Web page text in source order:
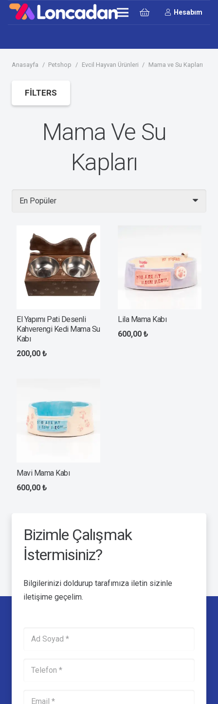
Hesabım
Anasayfa / Petshop / Evcil Hayvan Ürünleri / Mama ve Su Kapları
Mama Ve Su
Kapları
El Yapımı Pati Desenli
Kahverengi Kedi Mama Su
Kabı
200,00 ₺
Lila Mama Kabı
600,00 ₺
Mavi Mama Kabı
600,00 ₺
FILTERS
Bizimle Çalışmak
İstermisiniz?
Bilgilerinizi doldurup tarafımıza iletin sizinle
iletişime geçelim.